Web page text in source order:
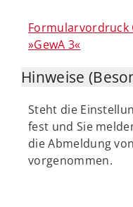
Formularvordruck
»GewA 3«
Hinweise
Steht die
fest und Sie
die Abmeldung
vorgenommen.